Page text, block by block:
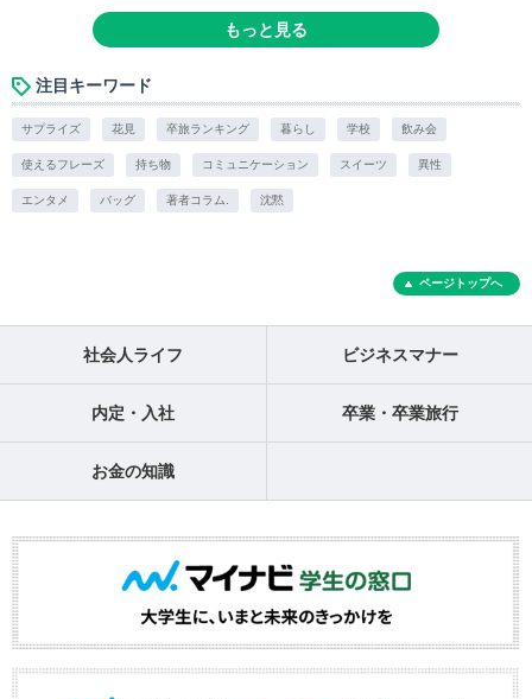
もっと見る
注目キーワード
サプライズ 花見 卒旅ランキング 暮らし 学校 飲み会
使えるフレーズ 持ち物 コミュニケーション スイーツ 異性
エンタメ バッグ 著者コラム. 沈黙
ページトップへ
社会人ライフ ビジネスマナー
内定・入社 卒業・卒業旅行
お金の知識